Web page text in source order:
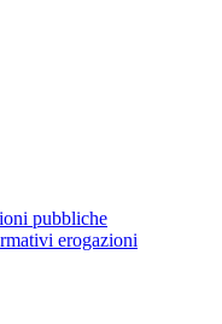
pubbliche
erogazioni